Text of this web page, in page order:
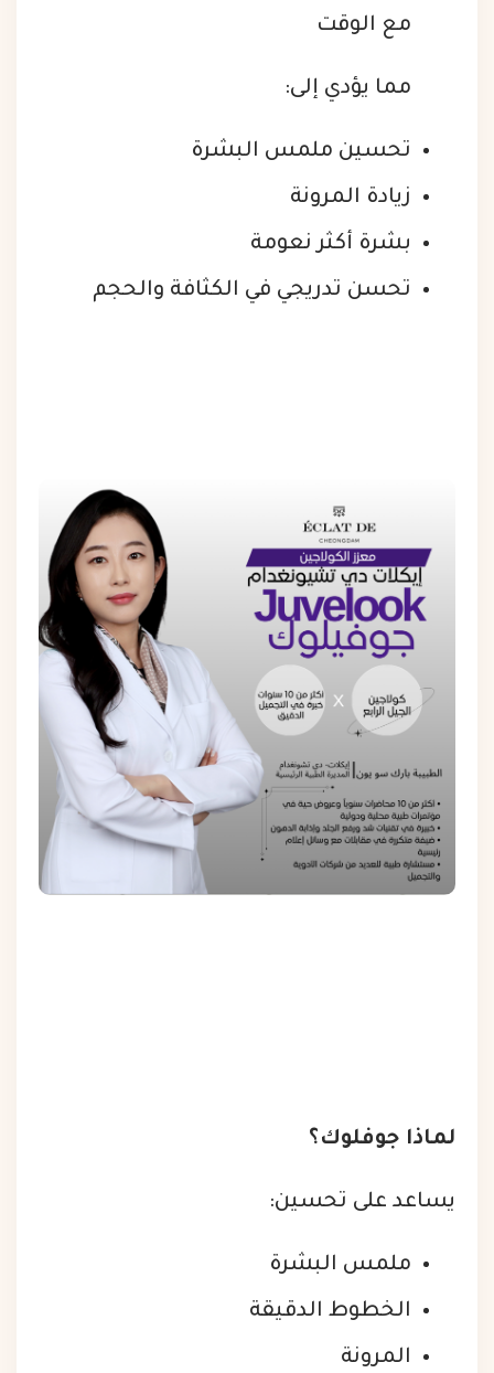
مع الوقت
مما يؤدي إلى:
تحسين ملمس البشرة
زيادة المرونة
بشرة أكثر نعومة
تحسن تدريجي في الكثافة والحجم
لماذا جوفلوك؟
يساعد على تحسين:
ملمس البشرة
الخطوط الدقيقة
المرونة